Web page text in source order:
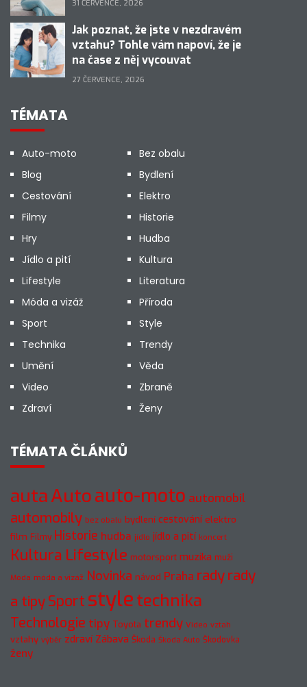
31 ČERVENCE, 2026
Jak poznat, že jste v nezdravém
vztahu? Tohle vám napoví, že je
na čase z něj vycouvat
27 ČERVENCE, 2026
TÉMATA
Auto-moto
Bez obalu
Blog
Bydlení
Cestování
Elektro
Filmy
Historie
Hry
Hudba
Jídlo a pití
Kultura
Lifestyle
Literatura
Móda a vizáž
Příroda
Sport
Style
Technika
Trendy
Umění
Věda
Video
Zbraně
Zdraví
Ženy
TÉMATA ČLÁNKŮ
autaAutoauto-moto automobil
automobily bez obalu bydlení cestování elektro
film Filmy Historie hudba jídlo jídlo a pití koncert
Kultura Lifestyle motorsport muzika muži
Móda móda a vizáž Novinka návod Praha radyrady
a tipySport styletechnika
Technologie tipy Toyota trendy Video vztah
vztahy výběr zdraví Zábava Škoda Škoda Auto Škodovka
ženy